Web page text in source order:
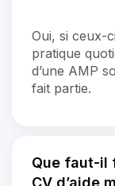
Oui, si ceux-
pratique
d’une AMP
fait partie.
Que faut-il
CV d’aide